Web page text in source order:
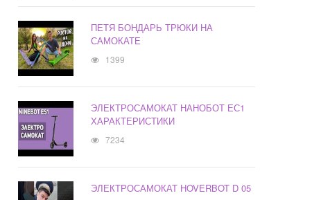
ПЕТЯ БОНДАРЬ ТРЮКИ НА
САМОКАТЕ
1399
ЭЛЕКТРОСАМОКАТ НАНОБОТ ЕС1
ХАРАКТЕРИСТИКИ
7234
ЭЛЕКТРОСАМОКАТ HOVERBOT D 05